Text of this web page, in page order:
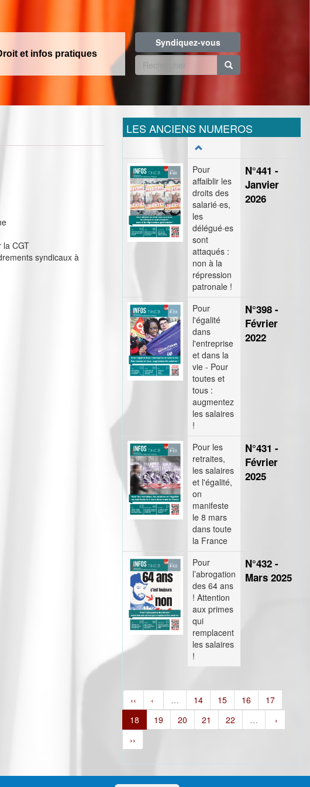
et infos pratiques
Syndiquez-vous
Formulaire
recherche
la CGT
syndicaux à
LES ANCIENS NUMEROS
Pour
affaiblir les
droits des
salarié·es,
les
délégué·es
sont
attaqués :
non à la
répression
patronale !
N°441 -
Janvier
2026
Pour
l'égalité
dans
l'entreprise
et dans la
vie - Pour
toutes et
tous :
augmentez
les salaires
!
N°398 -
Février
2022
Pour les
retraites,
les salaires
et l'égalité,
on
manifeste
le 8 mars
dans toute
la France
N°431 -
Février
2025
Pour
l’abrogation
des 64 ans
! Attention
aux primes
qui
remplacent
les salaires
!
N°432 -
Mars 2025
‹‹ ‹ … 14 15 16
17
18
19 20 21 22 …
›
››